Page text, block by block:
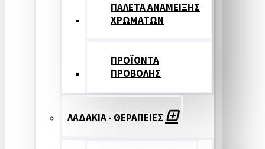
ΠΑΛΕΤΑ ΑΝΑΜΕΙΞΗΣ
ΧΡΩΜΑΤΩΝ
ΠΡΟΪΟΝΤΑ
ΠΡΟΒΟΛΗΣ
ΛΑΔΑΚΙΑ - ΘΕΡΑΠΕΙΕΣ